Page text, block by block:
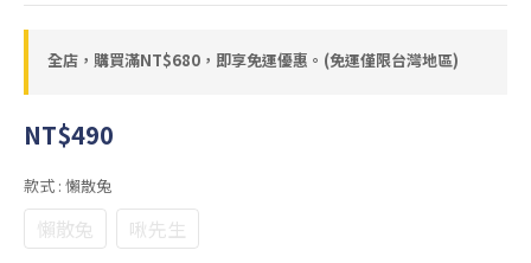
全店，購買滿NT$680，即享免運優惠。(免運僅限台灣地區)
NT$490
款式 : 懶散兔
懶散兔 啾先生